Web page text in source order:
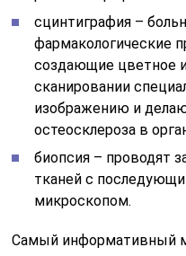
проявлениями
деформация кости;
неполный или полный
утолщение кости;
собственно сами
Лабораторные методы
диагностике